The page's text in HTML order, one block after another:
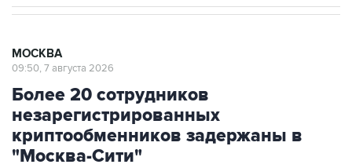
МОСКВА
09:50, 7 августа 2026
Более 20 сотрудников
незарегистрированных
криптообменников задержаны в
"Москва-Сити"